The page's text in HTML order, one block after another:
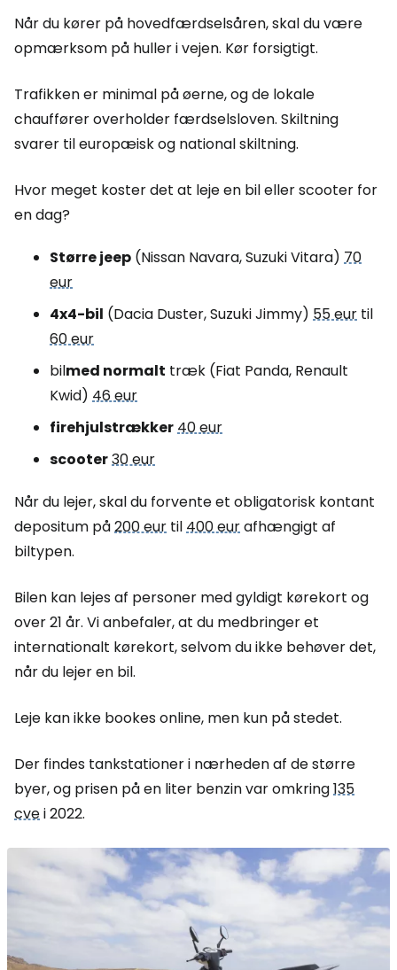
Når du kører på hovedfærdselsåren, skal du være
opmærksom på huller i vejen. Kør forsigtigt.
Trafikken er minimal på øerne, og de lokale
chauffører overholder færdselsloven. Skiltning
svarer til europæisk og national skiltning.
Hvor meget koster det at leje en bil eller scooter for
en dag?
Større jeep (Nissan Navara, Suzuki Vitara) 70
eur
4x4-bil (Dacia Duster, Suzuki Jimmy) 55 eur til
60 eur
bilmed normalt træk (Fiat Panda, Renault
Kwid) 46 eur
firehjulstrækker40 eur
scooter30 eur
Når du lejer, skal du forvente et obligatorisk kontant
depositum på200 eur til400 eurafhængigt af
biltypen.
Bilen kan lejes af personer med gyldigt kørekort og
over 21 år. Vi anbefaler, at du medbringer et
internationalt kørekort, selvom du ikke behøver det,
når du lejer en bil.
Leje kan ikke bookes online, men kun på stedet.
Der findes tankstationer i nærheden af de større
byer, og prisen på en liter benzin var omkring135
cvei 2022.